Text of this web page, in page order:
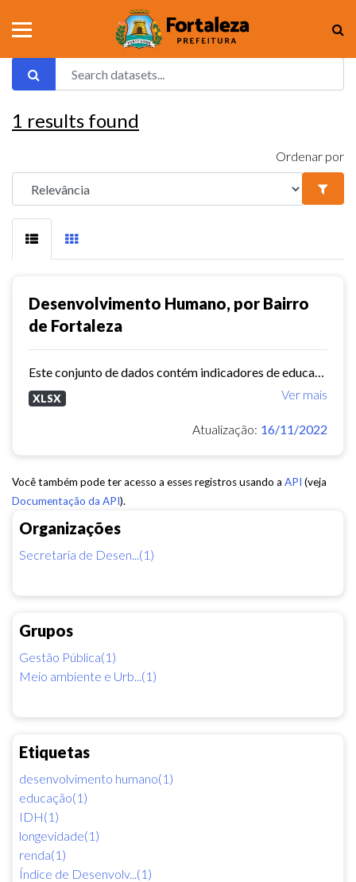
Organizações
Secretaria de Desen...(1)
Grupos
Gestão Pública(1)
Meio ambiente e Urb...(1)
Etiquetas
desenvolvimento humano(1)
educação(1)
IDH(1)
longevidade(1)
renda(1)
Índice de Desenvolv...(1)
1 results found
Ordenar por
Desenvolvimento Humano, por Bairro
de Fortaleza
Ver mais
XLSX
Atualização: 16/11/2022
Você também pode ter acesso a esses registros usando a API (veja
Documentação da API).